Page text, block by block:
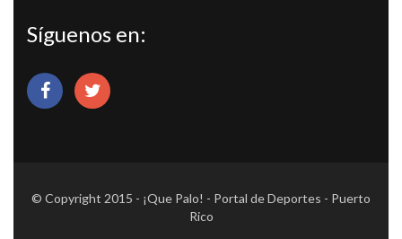
Síguenos en:
© Copyright 2015 - ¡Que Palo! - Portal de Deportes - Puerto
Rico